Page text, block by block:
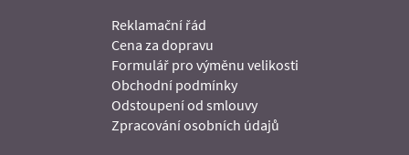
Reklamační řád
Cena za dopravu
Formulář pro výměnu velikosti
Obchodní podmínky
Odstoupení od smlouvy
Zpracování osobních údajů